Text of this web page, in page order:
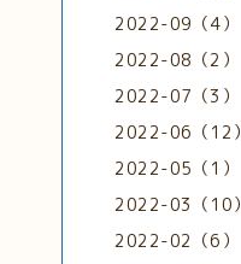
2022-09（4）
2022-08（2）
2022-07（3）
2022-06（12）
2022-05（1）
2022-03（10）
2022-02（6）